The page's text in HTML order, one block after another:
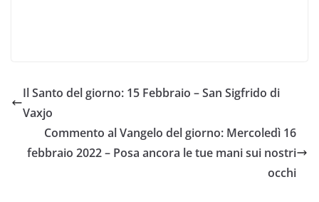
Il Santo del giorno: 15 Febbraio – San Sigfrido di
Vaxjo
Commento al Vangelo del giorno: Mercoledì 16
febbraio 2022 – Posa ancora le tue mani sui nostri
occhi